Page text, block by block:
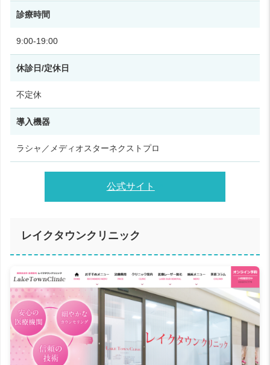
診療時間
9:00‑19:00
休診日/定休日
不定休
導入機器
ラシャ／メディオスターネクストプロ
公式サイト
レイクタウンクリニック